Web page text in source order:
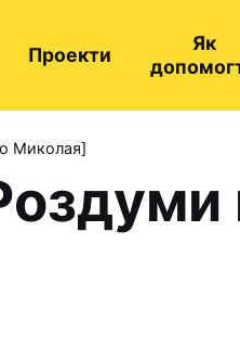
Проекти
Як
Миколая]